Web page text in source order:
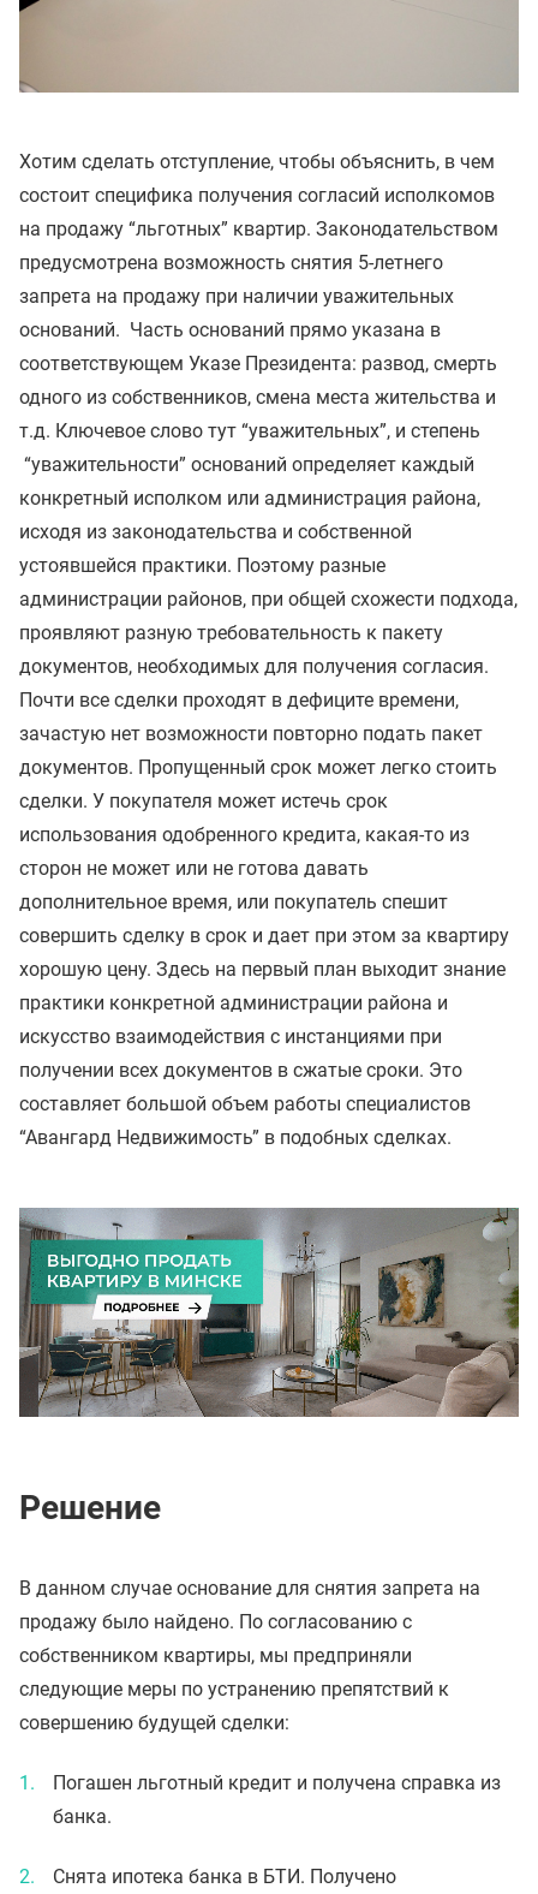
Хотим сделать отступление, чтобы объяснить, в чем
состоит специфика получения согласий исполкомов
на продажу “льготных” квартир. Законодательством
предусмотрена возможность снятия 5-летнего
запрета на продажу при наличии уважительных
оснований. Часть оснований прямо указана в
соответствующем Указе Президента: развод, смерть
одного из собственников, смена места жительства и
т.д. Ключевое слово тут “уважительных”, и степень
“уважительности” оснований определяет каждый
конкретный исполком или администрация района,
исходя из законодательства и собственной
устоявшейся практики. Поэтому разные
администрации районов, при общей схожести подхода,
проявляют разную требовательность к пакету
документов, необходимых для получения согласия.
Почти все сделки проходят в дефиците времени,
зачастую нет возможности повторно подать пакет
документов. Пропущенный срок может легко стоить
сделки. У покупателя может истечь срок
использования одобренного кредита, какая-то из
сторон не может или не готова давать
дополнительное время, или покупатель спешит
совершить сделку в срок и дает при этом за квартиру
хорошую цену. Здесь на первый план выходит знание
практики конкретной администрации района и
искусство взаимодействия с инстанциями при
получении всех документов в сжатые сроки. Это
составляет большой объем работы специалистов
“Авангард Недвижимость” в подобных сделках.
Решение
В данном случае основание для снятия запрета на
продажу было найдено. По согласованию с
собственником квартиры, мы предприняли
следующие меры по устранению препятствий к
совершению будущей сделки:
Погашен льготный кредит и получена справка из
банка.
Снята ипотека банка в БТИ. Получено